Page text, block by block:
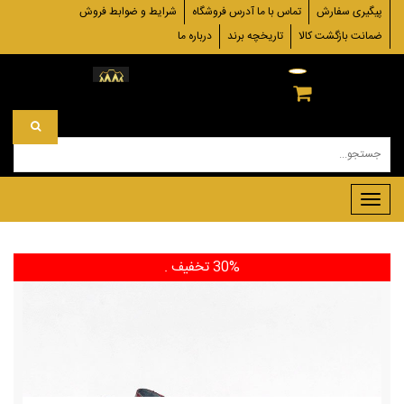
پیگیری سفارش تماس با ما آدرس فروشگاه
شرایط و ضوابط فروش
ضمانت بازگشت کالا
تاریخچه برند درباره ما
Toggle
navigation
30% تخفیف .